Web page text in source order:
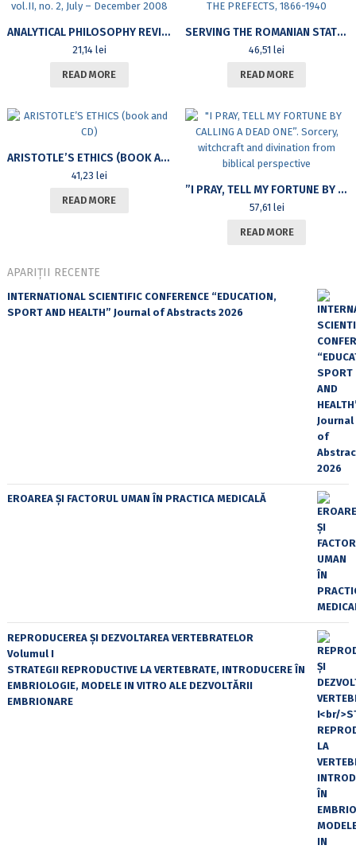
ANALYTICAL PHILOSOPHY REVIEW, VOL.II, NO. 2, JULY – DECEMBER 2008
21,14 lei
READ MORE
SERVING THE ROMANIAN STATE. THE PREFECTS, 1866-1940
46,51lei
READ MORE
ARISTOTLE’S ETHICS (BOOK AND CD)
41,23 lei
READ MORE
”I PRAY, TELL MY FORTUNE BY CALLING A DEAD ONE”. SORCERY, WITCHCRAFT AND DIVINATION FROM BIBLICAL PERSPECTIVE
57,61 lei
READ MORE
APARIȚII RECENTE
INTERNATIONAL SCIENTIFIC CONFERENCE “EDUCATION,
SPORT AND HEALTH” Journal of Abstracts 2026
EROAREA ȘI FACTORUL UMAN ÎN PRACTICA MEDICALĂ
REPRODUCEREA ȘI DEZVOLTAREA VERTEBRATELOR
Volumul I
STRATEGII REPRODUCTIVE LA VERTEBRATE, INTRODUCERE ÎN
EMBRIOLOGIE, MODELE IN VITRO ALE DEZVOLTĂRII
EMBRIONARE